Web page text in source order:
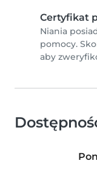
Certyfikat
Niania
pomocy.
aby
Pon